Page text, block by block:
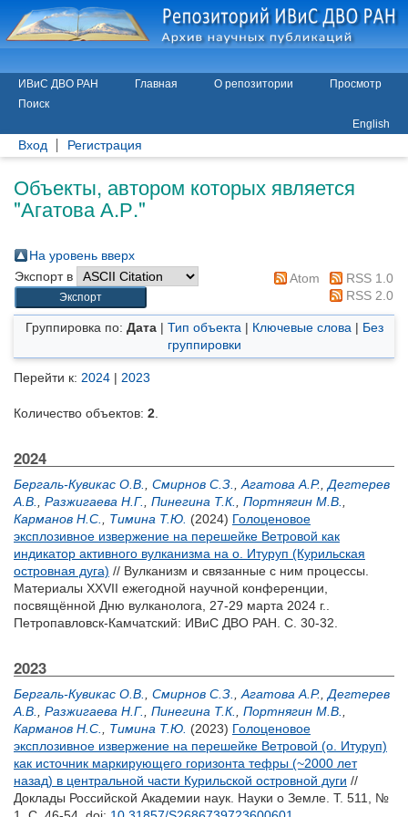
ИВиС ДВО РАН Главная О репозитории
Просмотр
Поиск
English
Вход Регистрация
Объекты, автором которых является
"Агатова А.Р."
На уровень вверх
Экспорт в
Atom
RSS 1.0
RSS 2.0
Группировка по: Дата| Тип объекта | Ключевые слова | Без
группировки
Перейти к: 2024 | 2023
Количество объектов: 2
2024
Бергаль-Кувикас О.В. Смирнов С.З. Агатова А.Р. Дегтерев
А.В.
Разжигаева Н.Г. Пинегина Т.К. Портнягин М.В.
Карманов Н.С.
Тимина Т.Ю. (2024) Голоценовое
эксплозивное извержение на перешейке Ветровой как
индикатор активного вулканизма на о. Итуруп (Курильская
островная дуга) // Вулканизм и связанные с ним процессы.
Материалы XXVII ежегодной научной конференции,
посвящённой Дню вулканолога, 27-29 марта 2024 г..
Петропавловск-Камчатский: ИВиС ДВО РАН. С. 30-32.
2023
Бергаль-Кувикас О.В. Смирнов С.З. Агатова А.Р. Дегтерев
А.В.
Разжигаева Н.Г. Пинегина Т.К. Портнягин М.В.
Карманов Н.С.
Тимина Т.Ю. (2023) Голоценовое
эксплозивное извержение на перешейке Ветровой (о. Итуруп)
как источник маркирующего горизонта тефры (~2000 лет
назад) в центральной части Курильской островной дуги //
Доклады Российской Академии наук. Науки о Земле. Т. 511, №